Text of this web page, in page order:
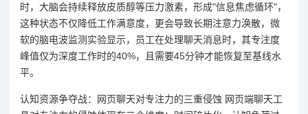
时，大脑会持续释放皮质醇等压力激素，形成"信息焦虑循环"，
这种状态不仅降低工作满意度，更会导致长期注意力涣散，微
软的脑电波监测实验显示，员工在处理聊天消息时，其专注度
峰值仅为深度工作时的40%，且需要45分钟才能恢复至基线水
平。
认知资源争夺战：网页聊天对专注力的三重侵蚀 网页端聊天工